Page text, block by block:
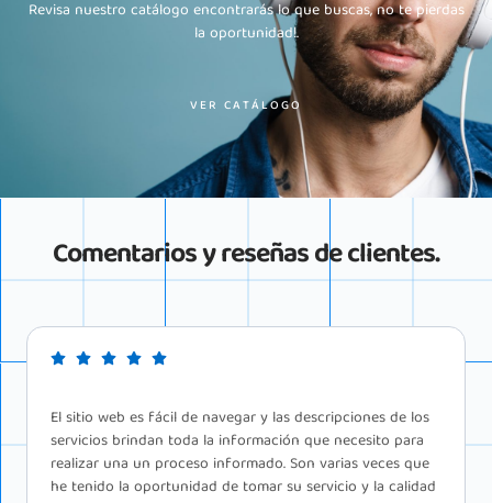
Revisa nuestro catálogo encontrarás lo que buscas, no te pierdas
la oportunidad!.
VER CATÁLOGO
Comentarios y reseñas de clientes.
Recientemente tomé sus servicios y estoy impresionado
por la calidad del y la comodidad. El proceso fue perfecto
y sin problemas ni contratiempos, el servicio muy
recomendable como siempre.